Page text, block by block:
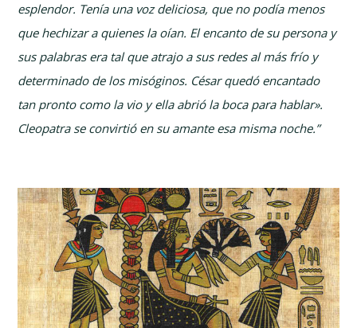
esplendor. Tenía una voz deliciosa, que no podía menos
que hechizar a quienes la oían. El encanto de su persona y
sus palabras era tal que atrajo a sus redes al más frío y
determinado de los misóginos. César quedó encantado
tan pronto como la vio y ella abrió la boca para hablar».
Cleopatra se convirtió en su amante esa misma noche.”